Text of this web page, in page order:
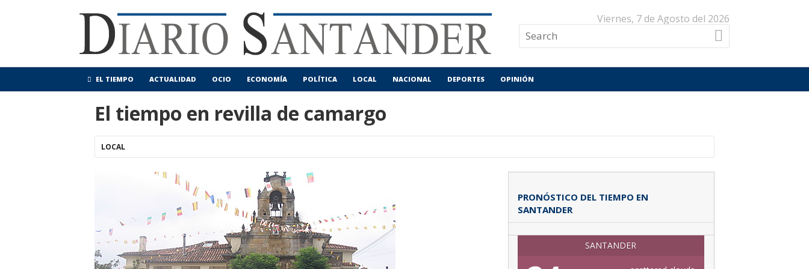
Viernes, 7 de Agosto del 2026
EL TIEMPO ACTUALIDAD OCIO ECONOMÍA POLÍTICA LOCAL NACIONAL DEPORTES OPINIÓN
El tiempo en revilla de camargo
LOCAL
PRONÓSTICO DEL TIEMPO EN
SANTANDER
SANTANDER